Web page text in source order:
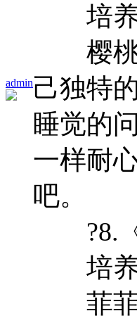
admin
培养
樱桃
己独特
睡觉的
一样耐
吧。
?8.《
培养
菲菲